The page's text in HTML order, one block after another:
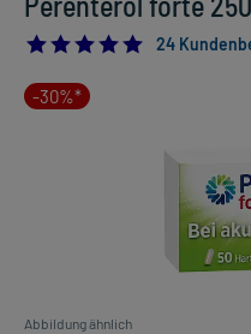
5.0
24
-30%*
Abbildung ähnlich